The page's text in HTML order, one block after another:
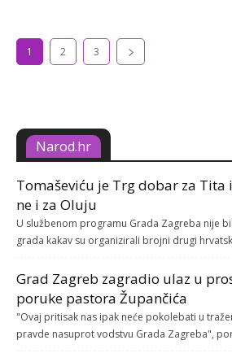
1 2 3
Narod.hr
Tomaševiću je Trg dobar za
ne i za Oluju
U službenom programu Grada Zagreba nije
grada kakav su organizirali brojni drugi
Grad Zagreb zagradio ulaz u
poruke pastora Župančića
"Ovaj pritisak nas ipak neće pokolebati u
pravde nasuprot vodstvu Grada Zagreba",